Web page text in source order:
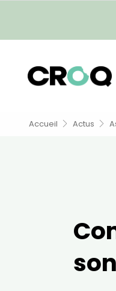
Accueil Actus